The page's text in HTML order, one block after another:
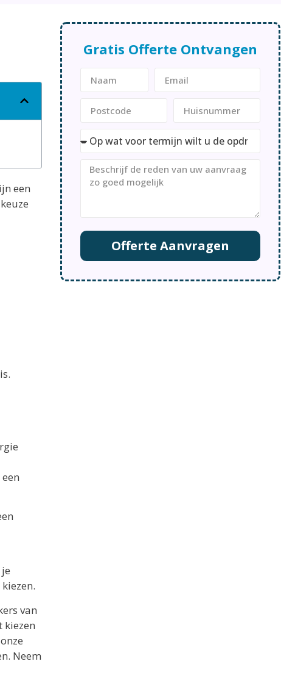
een
van
kiezen
Neem
Gratis Offerte Ontvangen
Offerte Aanvragen